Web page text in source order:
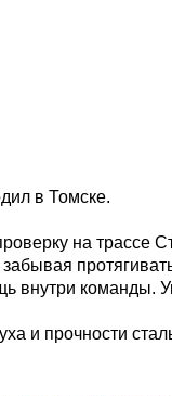
в Томске.
на трассе
внутри команды.
и прочности